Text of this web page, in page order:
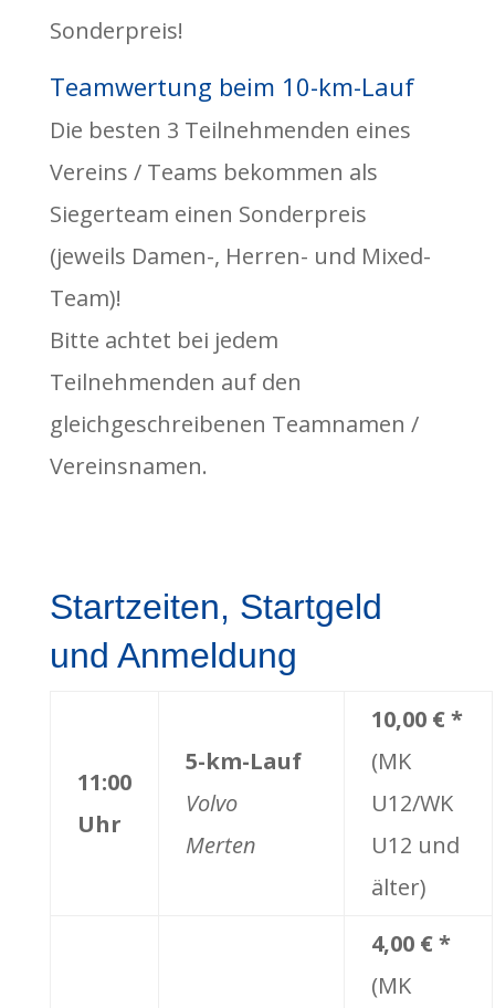
Sonderpreis!
Teamwertung beim 10-km-Lauf
Die besten 3 Teilnehmenden eines
Vereins / Teams bekommen als
Siegerteam einen Sonderpreis
(jeweils Damen-, Herren- und Mixed-
Team)!
Bitte achtet bei jedem
Teilnehmenden auf den
gleichgeschreibenen Teamnamen /
Vereinsnamen.
Startzeiten, Startgeld
und Anmeldung
11:00
Uhr
5-km-Lauf
Volvo
Merten
10,00 € *
(MK
U12/WK
U12 und
älter)
4,00 € *
(MK